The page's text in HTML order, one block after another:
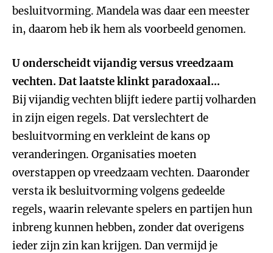
besluitvorming. Mandela was daar een meester
in, daarom heb ik hem als voorbeeld genomen.
U onderscheidt vijandig versus vreedzaam
vechten. Dat laatste klinkt paradoxaal…
Bij vijandig vechten blijft iedere partij volharden
in zijn eigen regels. Dat verslechtert de
besluitvorming en verkleint de kans op
veranderingen. Organisaties moeten
overstappen op vreedzaam vechten. Daaronder
versta ik besluitvorming volgens gedeelde
regels, waarin relevante spelers en partijen hun
inbreng kunnen hebben, zonder dat overigens
ieder zijn zin kan krijgen. Dan vermijd je